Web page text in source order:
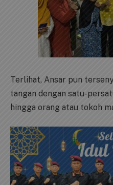
Terlihat, Ansar pun
tangan dengan satu-
hingga orang atau tokoh